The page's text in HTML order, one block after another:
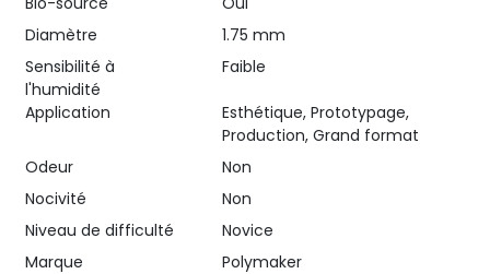
Diamètre
1.75 mm
Sensibilité à
l'humidité
Faible
Application
Esthétique, Prototypage,
Production, Grand format
Odeur
Non
Nocivité
Non
Niveau de difficulté
Novice
Marque
Polymaker